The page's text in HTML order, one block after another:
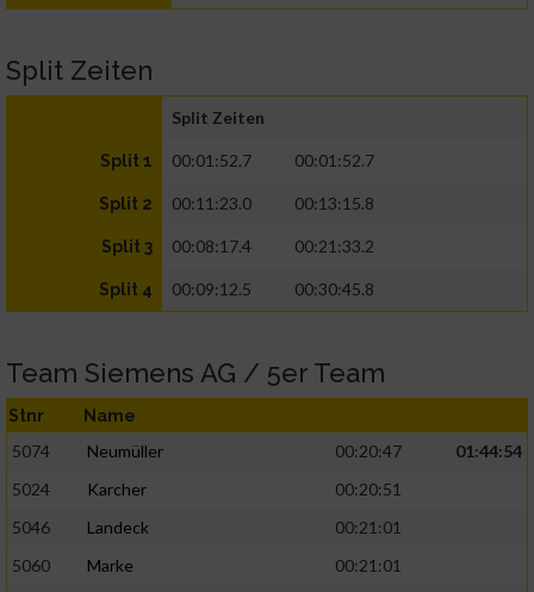
Split Zeiten
Split Zeiten
Split 1 00:01:52.7 00:01:52.7
Split 2 00:11:23.0 00:13:15.8
Split 3 00:08:17.4 00:21:33.2
Split 4 00:09:12.5 00:30:45.8
Team Siemens AG / 5er Team
Stnr Name
5074 Neumüller 00:20:47
01:44:54
5024
Karcher
00:20:51
5046
Landeck
00:21:01
5060
Marke
00:21:01